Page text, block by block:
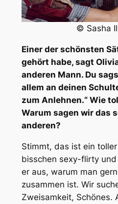
© Sasha
Einer der schönsten
gehört habe, sagt
anderen Mann. Du
allem an deinen
zum Anlehnen.“ Wie
Warum sagen wir das
anderen?
Stimmt, das ist ein
bisschen sexy-flirty
er aus, warum man
zusammen ist. Wir
Zweisamkeit, Schönes.